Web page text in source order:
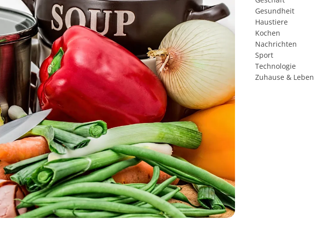
Gesundheit
Haustiere
Kochen
Nachrichten
Sport
Technologie
Zuhause & Leben